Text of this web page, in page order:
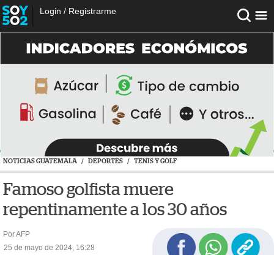
Login / Registrarme
NOTICIAS GUATEMALA / DEPORTES / TENIS Y GOLF
Famoso golfista muere
repentinamente a los 30 años
Por AFP
25 de mayo de 2024, 16:28